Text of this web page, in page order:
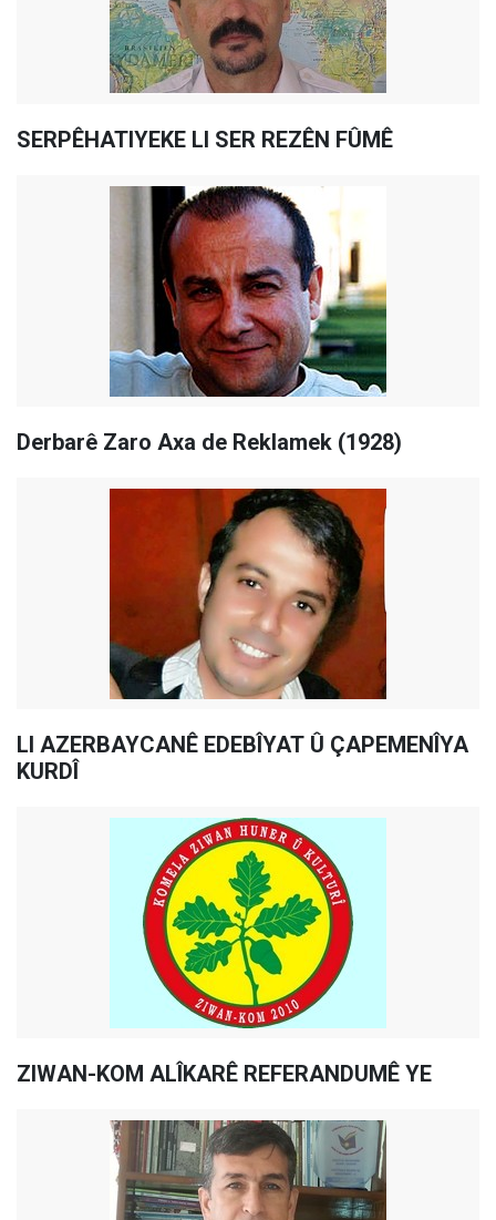
SERPÊHATIYEKE LI SER REZÊN FÛMÊ
Derbarê Zaro Axa de Reklamek (1928)
LI AZERBAYCANÊ EDEBÎYAT Û ÇAPEMENÎYA
KURDÎ
ZIWAN-KOM ALÎKARÊ REFERANDUMÊ YE